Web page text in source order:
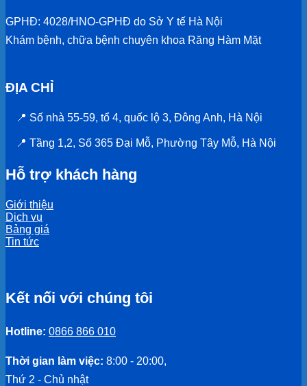
GPHĐ: 4028/HNO-GPHĐ do Sở Y tế Hà Nội
Khám bệnh, chữa bệnh chuyên khoa Răng Hàm Mặt
ĐỊA CHỈ
📍 Số nhà 55-59, tổ 4, quốc lộ 3, Đông Anh, Hà Nội
📍 Tầng 1,2, Số 365 Đại Mỗ, Phường Tây Mỗ, Hà Nội
Hỗ trợ khách hàng
Giới thiệu
Dịch vụ
Bảng giá
Tin tức
Kết nối với chúng tôi
Hotline: 0866 866 010
Thời gian làm việc: 8:00 - 20:00,
Thứ 2 - Chủ nhật